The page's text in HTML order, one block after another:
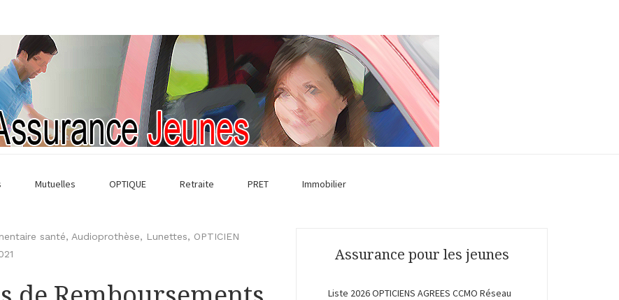
Mutuelles OPTIQUE Retraite PRET Immobilier
santé, Audioprothèse, Lunettes, OPTICIEN
Assurance pour les jeunes
Liste 2026 OPTICIENS AGREES CCMO Réseau